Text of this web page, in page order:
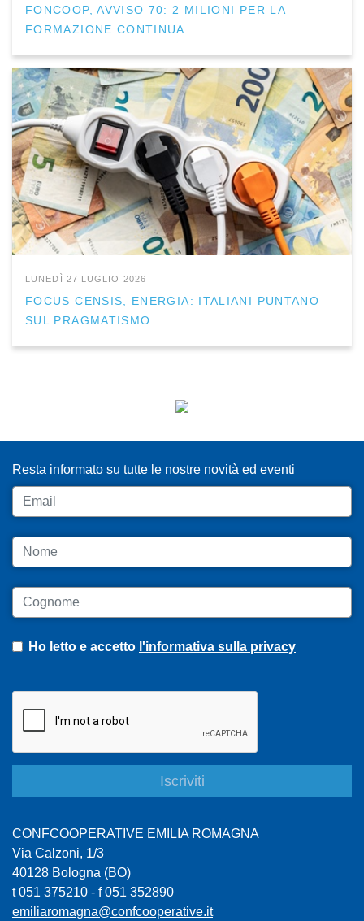
FONCOOP, AVVISO 70: 2 MILIONI PER LA
FORMAZIONE CONTINUA
LUNEDÌ 27 LUGLIO 2026
FOCUS CENSIS, ENERGIA: ITALIANI PUNTANO
SUL PRAGMATISMO
Resta informato su tutte le nostre novità ed eventi
Email
Nome
Cognome
Ho letto e accetto l'informativa sulla privacy
CONFCOOPERATIVE EMILIA ROMAGNA
Via Calzoni, 1/3
40128 Bologna (BO)
t 051 375210 - f 051 352890
emiliaromagna@confcooperative.it